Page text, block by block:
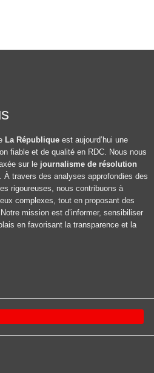
La République est aujourd’hui une
fiable et de qualité en RDC. Nous nous
sur le journalisme de résolution
. À travers des analyses approfondies des
rigoureuses, nous contribuons à
complexes, tout en proposant des
mission est d’informer, sensibiliser
en favorisant la transparence et la